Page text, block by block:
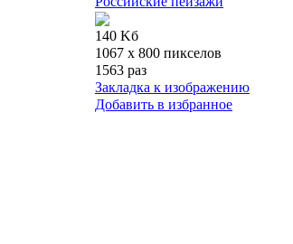
140 Kб
1067 x 800 пикселов
1563 раз
Закладка к изображению
Добавить в избранное